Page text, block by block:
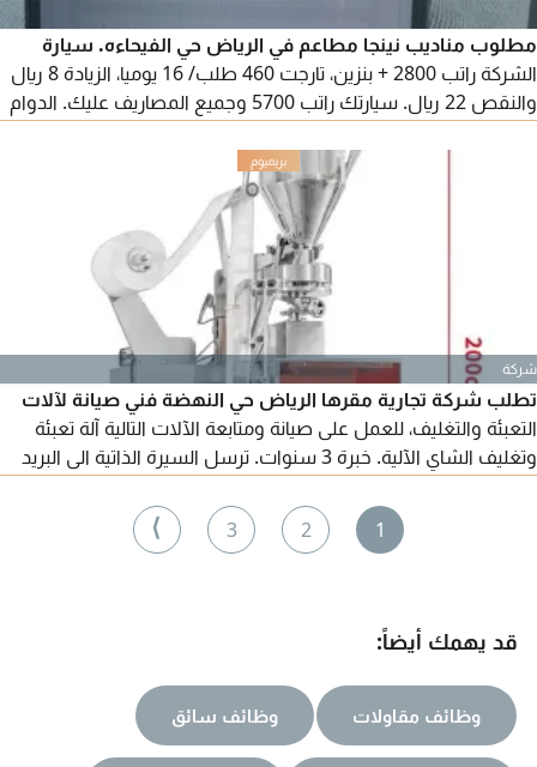
مطلوب مناديب نينجا مطاعم في الرياض حي الفيحاءه. سيارة
الشركة راتب 2800 + بنزين، تارجت 460 طلب/ 16 يوميا، الزيادة 8 ريال
والنقص 22 ريال. سيارتك راتب 5700 وجميع المصاريف عليك. الدوام
لاستحقاق الراتب. يشترط إقامة ورخصة سارية، لا تتواصل اذا غير
شركة
تطلب شركة تجارية مقرها الرياض حي النهضة فني صيانة لآلات
التعبئة والتغليف، للعمل على صيانة ومتابعة الآلات التالية آلة تعبئة
وتغليف الشاي الآلية. خبرة 3 سنوات. ترسل السيرة الذاتية الى البريد
1
2
3
⟩
قد يهمك أيضاً:
وظائف مقاولات وظائف سائق